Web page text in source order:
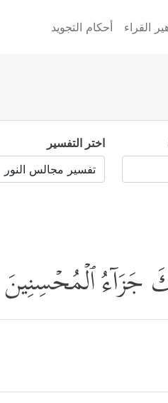
القراء أحكام التجويد
اختر التفسير
جَزَاۤءُ ٱلۡمُحۡسِنِینَ